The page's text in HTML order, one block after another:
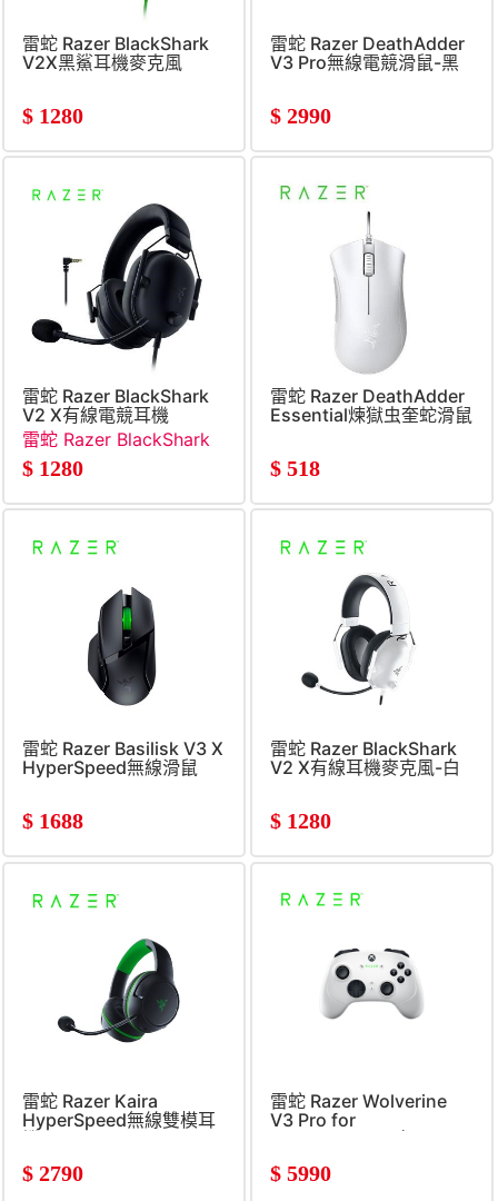
雷蛇 Razer BlackShark
V2X黑鯊耳機麥克風
$ 1280
雷蛇 Razer DeathAdder
V3 Pro無線電競滑鼠-黑
$ 2990
雷蛇 Razer BlackShark
V2 X有線電競耳機
(Xbox)
雷蛇 Razer BlackShark
V2 X有線電競耳機
$ 1280
雷蛇 Razer DeathAdder
Essential煉獄虫奎蛇滑鼠
$ 518
雷蛇 Razer Basilisk V3 X
HyperSpeed無線滑鼠
$ 1688
雷蛇 Razer BlackShark
V2 X有線耳機麥克風-白
$ 1280
雷蛇 Razer Kaira
HyperSpeed無線雙模耳
$ 2790
雷蛇 Razer Wolverine
V3 Pro for
$ 5990